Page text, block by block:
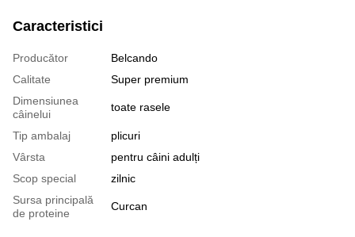
Caracteristici
Producător
Belcando
Calitate
Super premium
Dimensiunea
câinelui
toate rasele
Tip ambalaj
plicuri
Vârsta
pentru câini adulți
Scop special
zilnic
Sursa principală
de proteine
Curcan